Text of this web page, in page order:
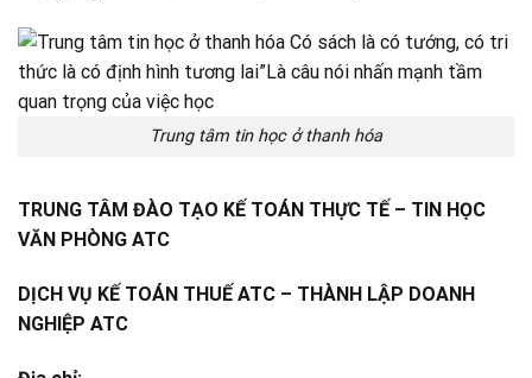
Trung tâm tin học ở thanh hóa
TRUNG TÂM ĐÀO TẠO KẾ TOÁN THỰC TẾ – TIN HỌC
VĂN PHÒNG ATC
DỊCH VỤ KẾ TOÁN THUẾ ATC – THÀNH LẬP DOANH
NGHIỆP ATC